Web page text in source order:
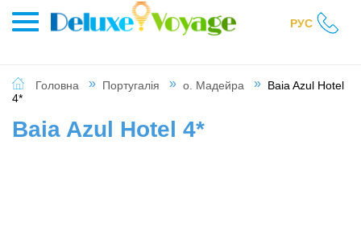
РУС
Головна Португалія о. Мадейра
Baia Azul Hotel
4*
Baia Azul Hotel 4*